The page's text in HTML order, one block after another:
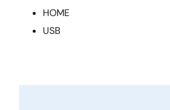
HOME
USB